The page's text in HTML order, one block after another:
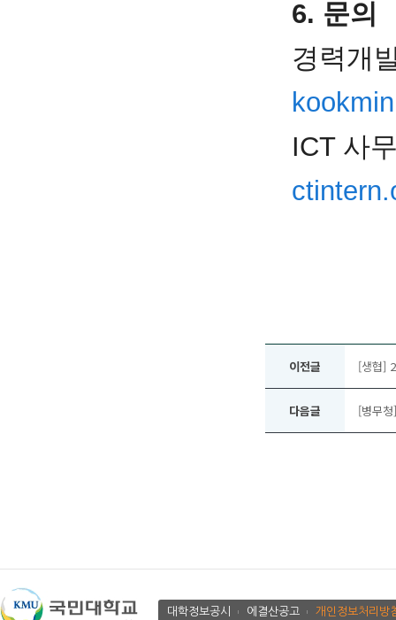
6. 문의
경력개
ICT 사
이전글 [생협]
다음글 [병무
대학정보공시 에결산공고 개인정보처리방